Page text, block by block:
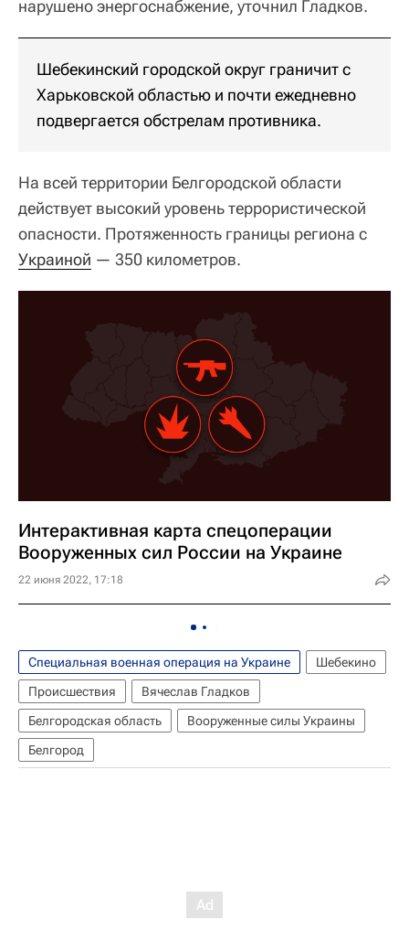
нарушено энергоснабжение, уточнил Гладков.
Шебекинский городской округ граничит с
Харьковской областью и почти ежедневно
подвергается обстрелам противника.
На всей территории Белгородской области
действует высокий уровень террористической
опасности. Протяженность границы региона с
Украиной — 350 километров.
Интерактивная карта спецоперации
Вооруженных сил России на Украине
22 июня 2022, 17:18
Специальная военная операция на Украине
Шебекино
Происшествия
Вячеслав Гладков
Белгородская область
Вооруженные силы Украины
Белгород